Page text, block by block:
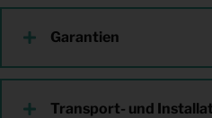
Garantien
Transport- und